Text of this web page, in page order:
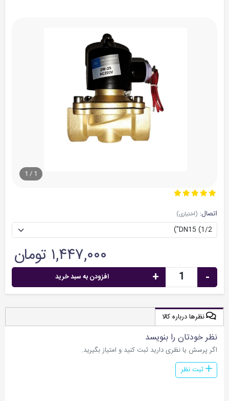
اتصال: (اختیاری)
۱,۴۴۷,۰۰۰ تومان
-
+ افزودن به سبد خرید
1
/
1
نظرها درباره کالا
نظر خودتان را بنویسد
اگر پرسش یا نظری دارید ثبت کنید و امتیاز بگیرید.
ثبت نظر